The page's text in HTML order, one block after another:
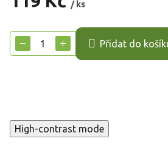
/ ks
cena:
+
− Přidat do
High-contrast mode